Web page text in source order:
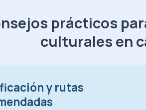
prácticos
culturales en
y rutas